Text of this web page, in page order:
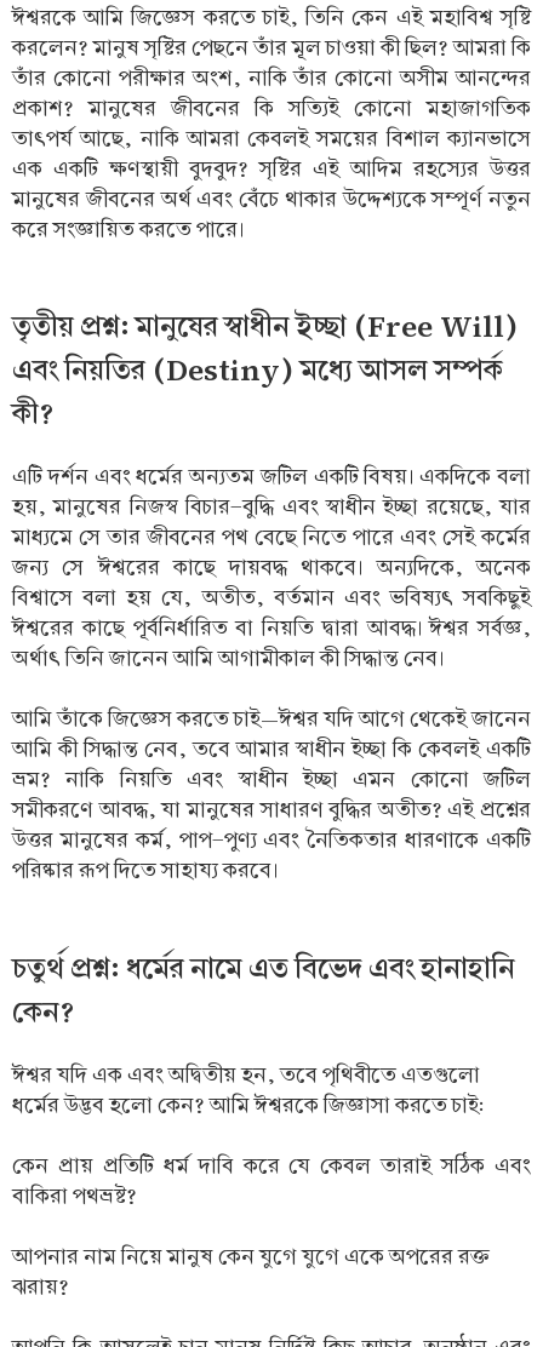
ঈশ্বরকে আমি জিজ্ঞেস করতে চাই, তিনি কেন এই মহাবিশ্ব সৃষ্টি
করলেন? মানুষ সৃষ্টির পেছনে তাঁর মূল চাওয়া কী ছিল? আমরা কি
তাঁর কোনো পরীক্ষার অংশ, নাকি তাঁর কোনো অসীম আনন্দের
প্রকাশ? মানুষের জীবনের কি সত্যিই কোনো মহাজাগতিক
তাৎপর্য আছে, নাকি আমরা কেবলই সময়ের বিশাল ক্যানভাসে
এক একটি ক্ষণস্থায়ী বুদবুদ? সৃষ্টির এই আদিম রহস্যের উত্তর
মানুষের জীবনের অর্থ এবং বেঁচে থাকার উদ্দেশ্যকে সম্পূর্ণ নতুন
করে সংজ্ঞায়িত করতে পারে।
তৃতীয় প্রশ্ন: মানুষের স্বাধীন ইচ্ছা (Free Will)
এবং নিয়তির (Destiny) মধ্যে আসল সম্পর্ক
কী?
এটি দর্শন এবং ধর্মের অন্যতম জটিল একটি বিষয়। একদিকে বলা
হয়, মানুষের নিজস্ব বিচার-বুদ্ধি এবং স্বাধীন ইচ্ছা রয়েছে, যার
মাধ্যমে সে তার জীবনের পথ বেছে নিতে পারে এবং সেই কর্মের
জন্য সে ঈশ্বরের কাছে দায়বদ্ধ থাকবে। অন্যদিকে, অনেক
বিশ্বাসে বলা হয় যে, অতীত, বর্তমান এবং ভবিষ্যৎ সবকিছুই
ঈশ্বরের কাছে পূর্বনির্ধারিত বা নিয়তি দ্বারা আবদ্ধ। ঈশ্বর সর্বজ্ঞ,
অর্থাৎ তিনি জানেন আমি আগামীকাল কী সিদ্ধান্ত নেব।
আমি তাঁকে জিজ্ঞেস করতে চাই—ঈশ্বর যদি আগে থেকেই জানেন
আমি কী সিদ্ধান্ত নেব, তবে আমার স্বাধীন ইচ্ছা কি কেবলই একটি
ভ্রম? নাকি নিয়তি এবং স্বাধীন ইচ্ছা এমন কোনো জটিল
সমীকরণে আবদ্ধ, যা মানুষের সাধারণ বুদ্ধির অতীত? এই প্রশ্নের
উত্তর মানুষের কর্ম, পাপ-পুণ্য এবং নৈতিকতার ধারণাকে একটি
পরিষ্কার রূপ দিতে সাহায্য করবে।
চতুর্থ প্রশ্ন: ধর্মের নামে এত বিভেদ এবং হানাহানি
কেন?
ঈশ্বর যদি এক এবং অদ্বিতীয় হন, তবে পৃথিবীতে এতগুলো
ধর্মের উদ্ভব হলো কেন? আমি ঈশ্বরকে জিজ্ঞাসা করতে চাই:
কেন প্রায় প্রতিটি ধর্ম দাবি করে যে কেবল তারাই সঠিক এবং
বাকিরা পথভ্রষ্ট?
আপনার নাম নিয়ে মানুষ কেন যুগে যুগে একে অপরের রক্ত
ঝরায়?